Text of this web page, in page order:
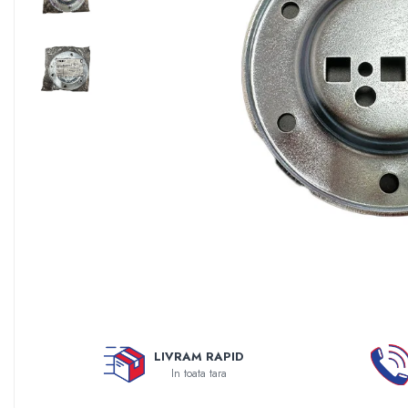
Sisteme filtrare apa Debite Mari
Sisteme filtrare apa In Trepte
Consumabile Statii medii filtrante
Echipamente HORECA
LIVRAM RAPID
In toata tara